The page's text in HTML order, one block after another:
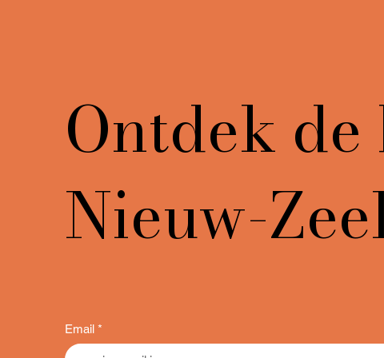
Ontdek
Nieuw-
Email *